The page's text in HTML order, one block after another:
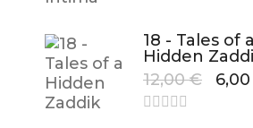
18 - Tales of a
Hidden
12,00€ 6,00